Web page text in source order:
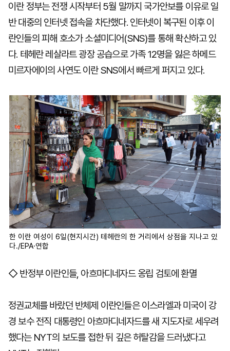
이란 정부는 전쟁 시작부터 5월 말까지 국가안보를 이유로 일
반 대중의 인터넷 접속을 차단했다. 인터넷이 복구된 이후 이
란인들의 피해 호소가 소셜미디어(SNS)를 통해 확산하고 있
다. 테헤란 레살라트 광장 공습으로 가족 12명을 잃은 하메드
미르자에이의 사연도 이란 SNS에서 빠르게 퍼지고 있다.
한 이란 여성이 6일(현지시간) 테헤란의 한 거리에서 상점을 지나고 있
다./EPA·연합
◇ 반정부 이란인들, 아흐마디네자드 옹립 검토에 환멸
정권교체를 바랐던 반체제 이란인들은 이스라엘과 미국이 강
경 보수 전직 대통령인 아흐마디네자드를 새 지도자로 세우려
했다는 NYT의 보도를 접한 뒤 깊은 허탈감을 드러냈다고